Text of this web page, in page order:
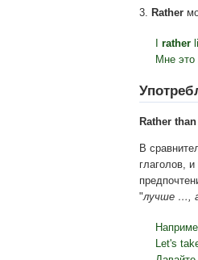
3. Rather
I rather
Мне это
Rather than
В
глаголов,
"лучше …,
Let's